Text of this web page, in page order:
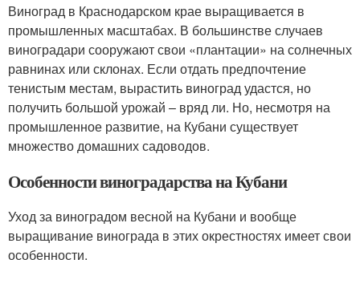
Виноград в Краснодарском крае выращивается в
промышленных масштабах. В большинстве случаев
виноградари сооружают свои «плантации» на солнечных
равнинах или склонах. Если отдать предпочтение
тенистым местам, вырастить виноград удастся, но
получить большой урожай – вряд ли. Но, несмотря на
промышленное развитие, на Кубани существует
множество домашних садоводов.
Особенности виноградарства на Кубани
Уход за виноградом весной на Кубани и вообще
выращивание винограда в этих окрестностях имеет свои
особенности.